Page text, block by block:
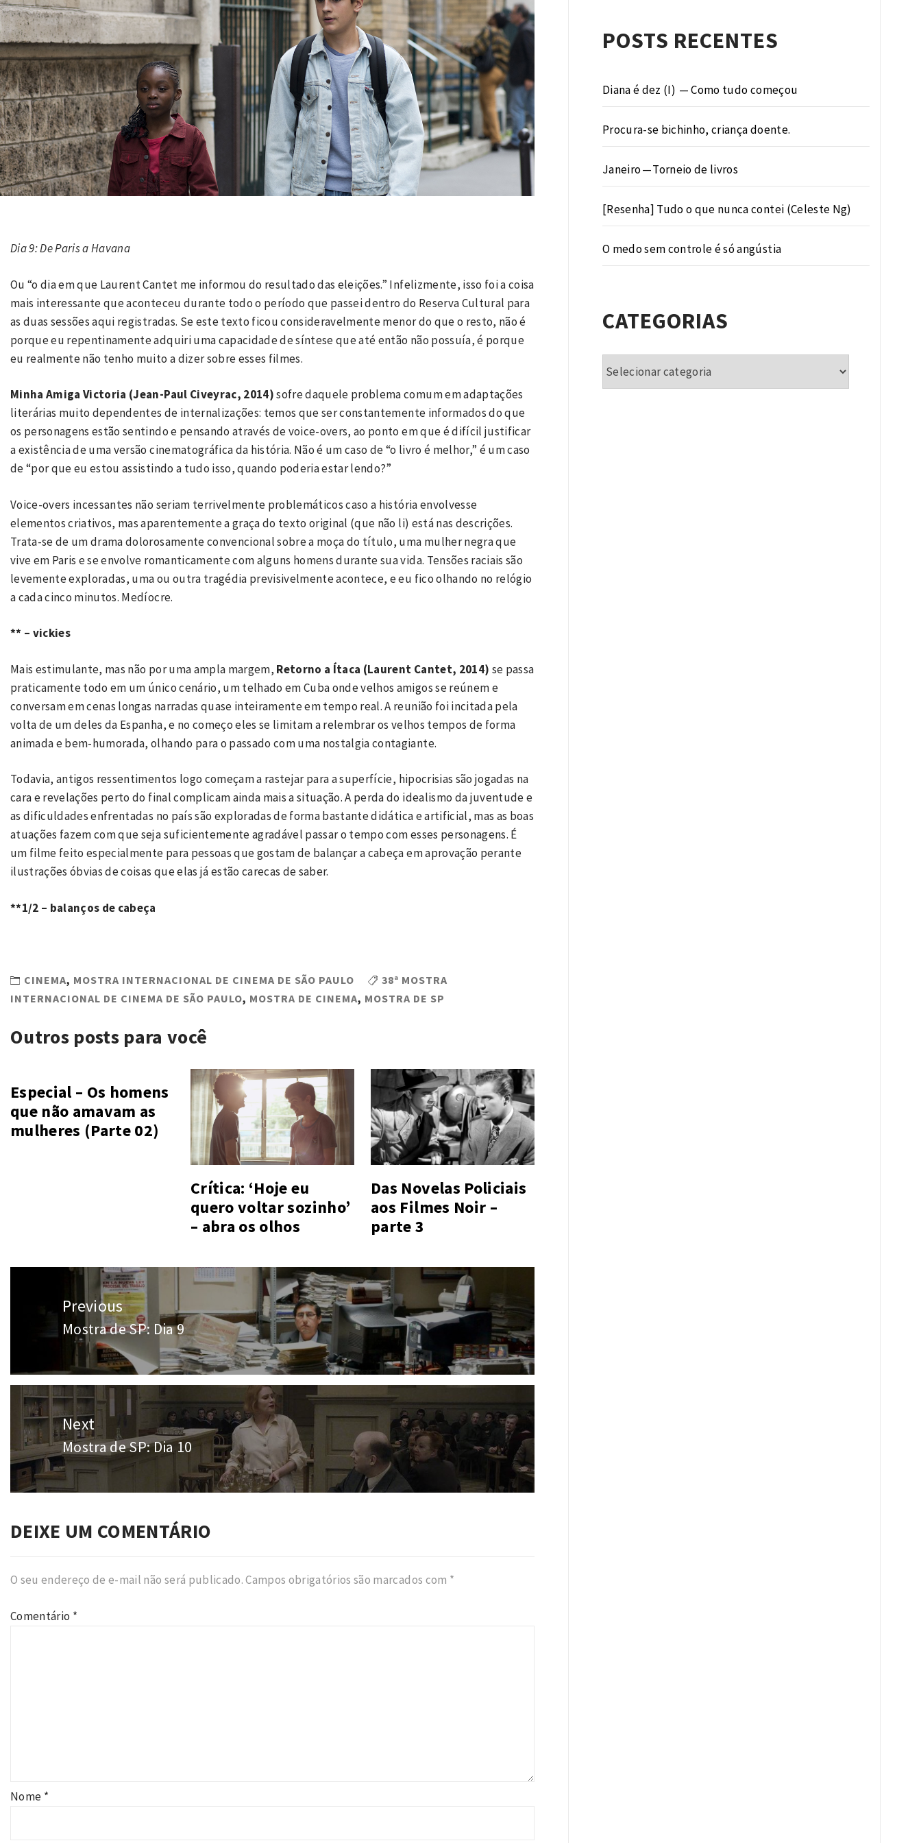
Dia 9: De Paris a Havana
Ou “o dia em que Laurent Cantet me informou do resultado das eleições.” Infelizmente, isso foi a coisa
mais interessante que aconteceu durante todo o período que passei dentro do Reserva Cultural para
as duas sessões aqui registradas. Se este texto ficou consideravelmente menor do que o resto, não é
porque eu repentinamente adquiri uma capacidade de síntese que até então não possuía, é porque
eu realmente não tenho muito a dizer sobre esses filmes.
Minha Amiga Victoria (Jean-Paul Civeyrac, 2014)sofre daquele problema comum em adaptações
literárias muito dependentes de internalizações: temos que ser constantemente informados do que
os personagens estão sentindo e pensando através de voice-overs, ao ponto em que é difícil justificar
a existência de uma versão cinematográfica da história. Não é um caso de “o livro é melhor,” é um caso
de “por que eu estou assistindo a tudo isso, quando poderia estar lendo?”
Voice-overs incessantes não seriam terrivelmente problemáticos caso a história envolvesse
elementos criativos, mas aparentemente a graça do texto original (que não li) está nas descrições.
Trata-se de um drama dolorosamente convencional sobre a moça do título, uma mulher negra que
vive em Paris e se envolve romanticamente com alguns homens durante sua vida. Tensões raciais são
levemente exploradas, uma ou outra tragédia previsivelmente acontece, e eu fico olhando no relógio
a cada cinco minutos. Medíocre.
** – vickies
Mais estimulante, mas não por uma ampla margem, Retorno a Ítaca (Laurent Cantet, 2014) se passa
praticamente todo em um único cenário, um telhado em Cuba onde velhos amigos se reúnem e
conversam em cenas longas narradas quase inteiramente em tempo real. A reunião foi incitada pela
volta de um deles da Espanha, e no começo eles se limitam a relembrar os velhos tempos de forma
animada e bem-humorada, olhando para o passado com uma nostalgia contagiante.
Todavia, antigos ressentimentos logo começam a rastejar para a superfície, hipocrisias são jogadas na
cara e revelações perto do final complicam ainda mais a situação. A perda do idealismo da juventude e
as dificuldades enfrentadas no país são exploradas de forma bastante didática e artificial, mas as boas
atuações fazem com que seja suficientemente agradável passar o tempo com esses personagens. É
um filme feito especialmente para pessoas que gostam de balançar a cabeça em aprovação perante
ilustrações óbvias de coisas que elas já estão carecas de saber.
**1/2 – balanços de cabeça
CINEMA, MOSTRA INTERNACIONAL DE CINEMA DE SÃO PAULO
38ª MOSTRA
INTERNACIONAL DE CINEMA DE SÃO PAULO, MOSTRA DE CINEMA, MOSTRA DE SP
Outros posts para você
Especial – Os homens
que não amavam as
mulheres (Parte 02)
Crítica: ‘Hoje eu
quero voltar sozinho’
– abra os olhos
Das Novelas Policiais
aos Filmes Noir –
parte 3
Navegação
Post
Previous
Previous
post:
Mostra de SP: Dia 9
Next
Next
post:
Mostra de SP: Dia 10
DEIXE UM COMENTÁRIO
O seu endereço de e-mail não será publicado.Campos obrigatórios são marcados com *
Comentário *
Nome *
POSTS RECENTES
Diana é dez (I) — Como tudo começou
Procura-se bichinho, criança doente.
Janeiro — Torneio de livros
[Resenha] Tudo o que nunca contei (Celeste Ng)
O medo sem controle é só angústia
CATEGORIAS